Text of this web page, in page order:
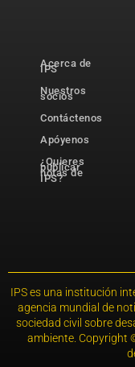
Acerca de
IPS
Nuestros
socios
Contáctenos
Apóyenos
¿Quieres
publicar
notas de
IPS?
IPS es una institución
agencia mundial de
sociedad civil sobre
ambiente. Copyright